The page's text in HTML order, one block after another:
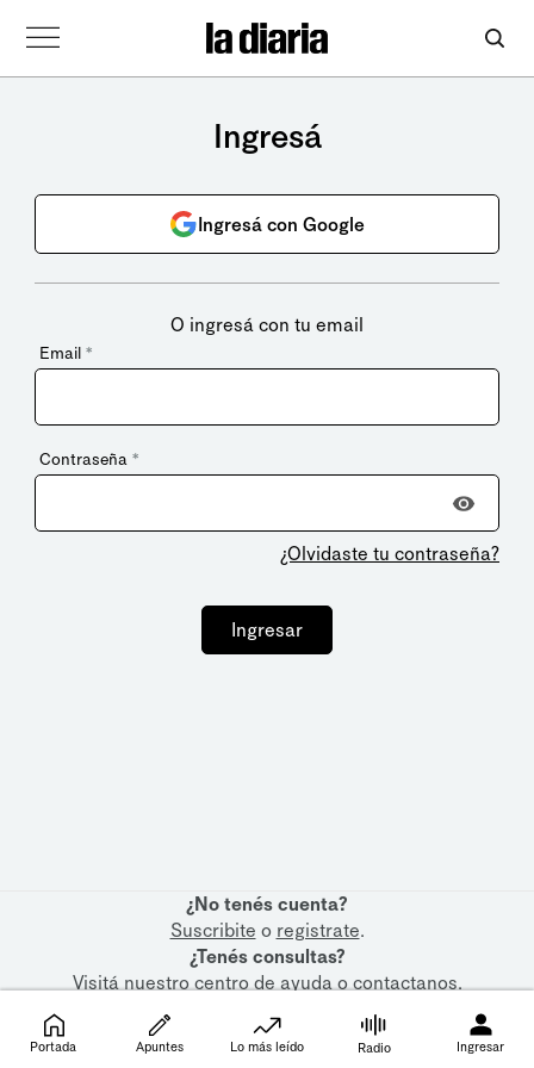
Ingresá
Ingresá con Google
O ingresá con tu email
Email *
Contraseña *
¿Olvidaste tu contraseña?
Ingresar
¿No tenés cuenta?
Suscribite o registrate.
¿Tenés consultas?
Visitá nuestrocentro de ayudaocontactanos.
Portada Apuntes Lo más leído Radio Ingresar